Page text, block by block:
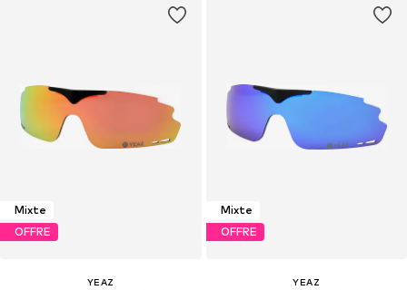
Mixte
OFFRE
YEAZ
Mixte
OFFRE
YEAZ